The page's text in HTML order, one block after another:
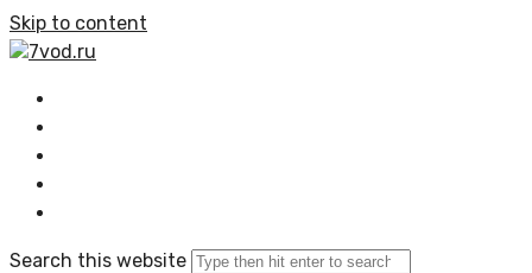
Skip to content
7vod.ru
Search this website